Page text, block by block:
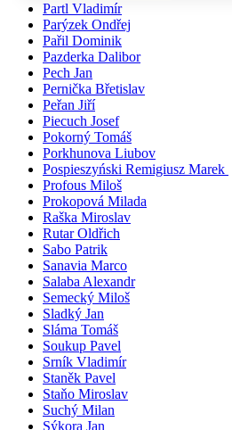
Partl Vladimír
Parýzek Ondřej
Pařil Dominik
Pazderka Dalibor
Pech Jan
Pernička Břetislav
Peřan Jiří
Piecuch Josef
Pokorný Tomáš
Porkhunova Liubov
Pospieszyński Remigiusz Marek
Profous Miloš
Prokopová Milada
Raška Miroslav
Rutar Oldřich
Sabo Patrik
Sanavia Marco
Salaba Alexandr
Semecký Miloš
Sladký Jan
Sláma Tomáš
Soukup Pavel
Srník Vladimír
Staněk Pavel
Staňo Miroslav
Suchý Milan
Sýkora Jan